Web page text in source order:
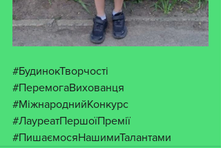
#БудинокТворчості
#ПеремогаВихованця
#МіжнароднийКонкурс
#ЛауреатПершоїПремії
#ПишаємосяНашимиТалантами